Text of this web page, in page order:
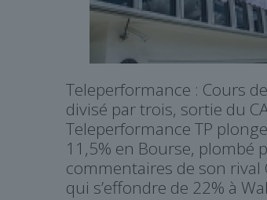
Teleperformance : Cours
divisé par trois, sortie du
Teleperformance TP
11,5% en Bourse, plombé
commentaires de son rival
qui s’effondre de 22% à